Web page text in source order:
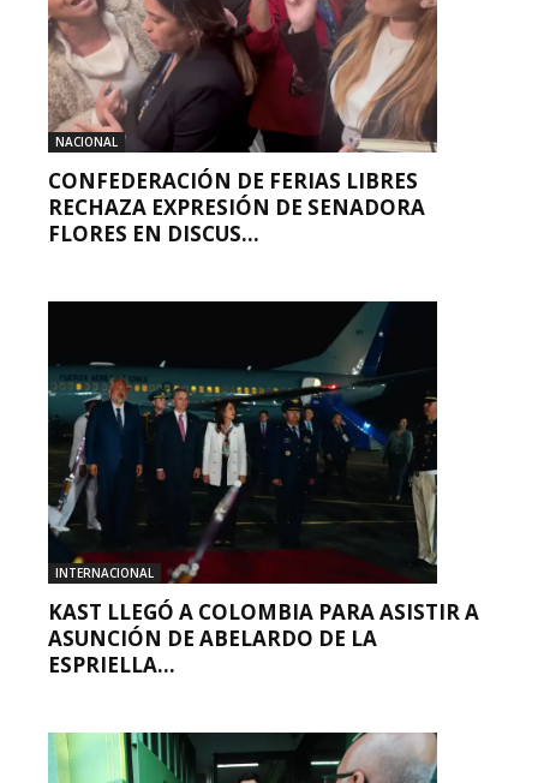
NACIONAL
CONFEDERACIÓN DE FERIAS LIBRES
RECHAZA EXPRESIÓN DE SENADORA
FLORES EN DISCUS...
INTERNACIONAL
KAST LLEGÓ A COLOMBIA PARA ASISTIR A
ASUNCIÓN DE ABELARDO DE LA
ESPRIELLA...